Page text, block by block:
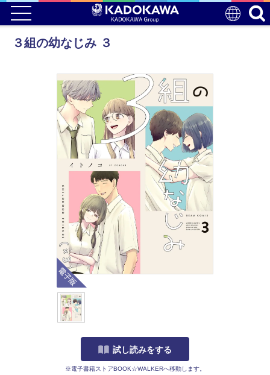
３組の幼なじみ ３
電子版
試し読みをする
※電子書籍ストアBOOK☆WALKERへ移動します。